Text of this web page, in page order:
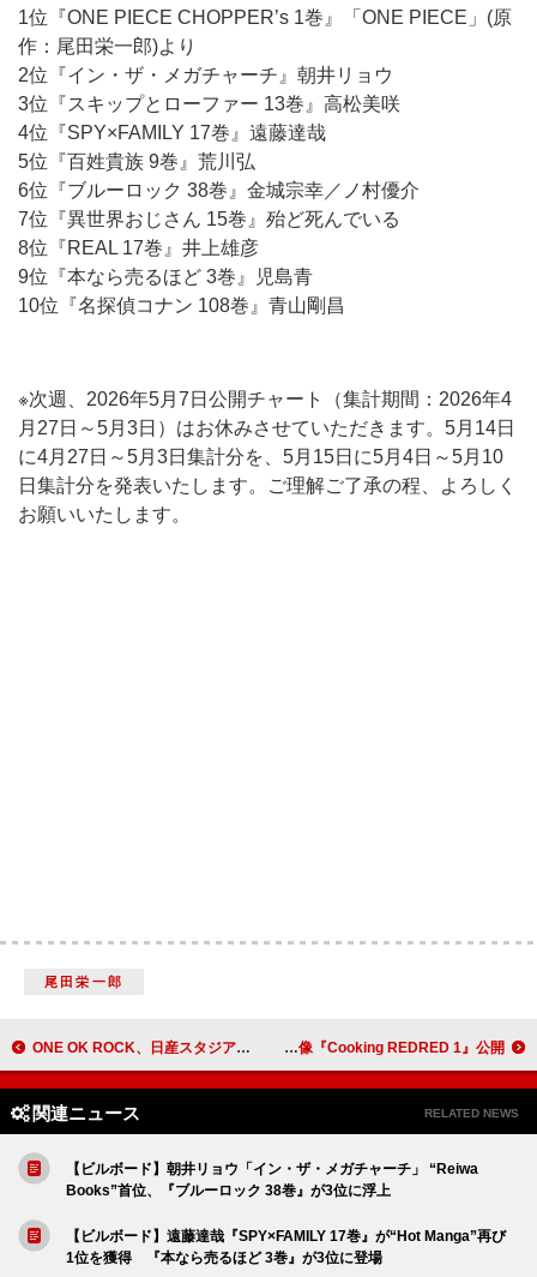
1位『ONE PIECE CHOPPER’s 1巻』「ONE PIECE」(原
作：尾田栄一郎)より
2位『イン・ザ・メガチャーチ』朝井リョウ
3位『スキップとローファー 13巻』高松美咲
4位『SPY×FAMILY 17巻』遠藤達哉
5位『百姓貴族 9巻』荒川弘
6位『ブルーロック 38巻』金城宗幸／ノ村優介
7位『異世界おじさん 15巻』殆ど死んでいる
8位『REAL 17巻』井上雄彦
9位『本なら売るほど 3巻』児島青
10位『名探偵コナン 108巻』青山剛昌
※次週、2026年5月7日公開チャート（集計期間：2026年4
月27日～5月3日）はお休みさせていただきます。5月14日
に4月27日～5月3日集計分を、5月15日に5月4日～5月10
日集計分を発表いたします。ご理解ご了承の程、よろしく
お願いいたします。
尾田栄一郎
ONE OK ROCK、日産スタジアム公演映画より「Party’s Over」映像公開＆ライブEP配信開始 CORTIS、新曲「REDRED」制作記映像『Cooking REDRED 1』公開
関連ニュース RELATED NEWS
【ビルボード】朝井リョウ「イン・ザ・メガチャーチ」 “Reiwa
Books”首位、『ブルーロック 38巻』が3位に浮上
【ビルボード】遠藤達哉『SPY×FAMILY 17巻』が“Hot Manga”再び
1位を獲得 『本なら売るほど 3巻』が3位に登場